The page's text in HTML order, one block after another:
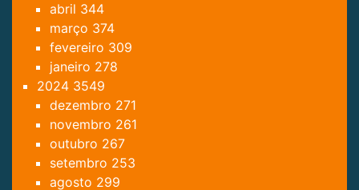
abril 344
março 374
fevereiro 309
janeiro 278
2024 3549
dezembro 271
novembro 261
outubro 267
setembro 253
agosto 299